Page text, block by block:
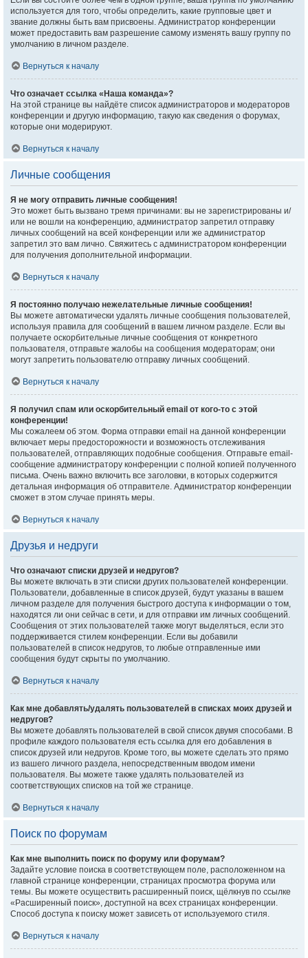
используется для того, чтобы определить, какие групповые цвет и
звание должны быть вам присвоены. Администратор конференции
может предоставить вам разрешение самому изменять вашу группу по
умолчанию в личном разделе.
Вернуться к началу
Что означает ссылка «Наша команда»?
На этой странице вы найдёте список администраторов и модераторов
конференции и другую информацию, такую как сведения о форумах,
которые они модерируют.
Вернуться к началу
Личные сообщения
Я не могу отправить личные сообщения!
Это может быть вызвано тремя причинами: вы не зарегистрированы и/
или не вошли на конференцию, администратор запретил отправку
личных сообщений на всей конференции или же администратор
запретил это вам лично. Свяжитесь с администратором конференции
для получения дополнительной информации.
Вернуться к началу
Я постоянно получаю нежелательные личные сообщения!
Вы можете автоматически удалять личные сообщения пользователей,
используя правила для сообщений в вашем личном разделе. Если вы
получаете оскорбительные личные сообщения от конкретного
пользователя, отправьте жалобы на сообщения модераторам; они
могут запретить пользователю отправку личных сообщений.
Вернуться к началу
Я получил спам или оскорбительный email от кого-то с этой
конференции!
Мы сожалеем об этом. Форма отправки email на данной конференции
включает меры предосторожности и возможность отслеживания
пользователей, отправляющих подобные сообщения. Отправьте email-
сообщение администратору конференции с полной копией полученного
письма. Очень важно включить все заголовки, в которых содержится
детальная информация об отправителе. Администратор конференции
сможет в этом случае принять меры.
Вернуться к началу
Друзья и недруги
Что означают списки друзей и недругов?
Вы можете включать в эти списки других пользователей конференции.
Пользователи, добавленные в список друзей, будут указаны в вашем
личном разделе для получения быстрого доступа к информации о том,
находятся ли они сейчас в сети, и для отправки им личных сообщений.
Сообщения от этих пользователей также могут выделяться, если это
поддерживается стилем конференции. Если вы добавили
пользователей в список недругов, то любые отправленные ими
сообщения будут скрыты по умолчанию.
Вернуться к началу
Как мне добавлять/удалять пользователей в списках моих друзей и
недругов?
Вы можете добавлять пользователей в свой список двумя способами. В
профиле каждого пользователя есть ссылка для его добавления в
список друзей или недругов. Кроме того, вы можете сделать это прямо
из вашего личного раздела, непосредственным вводом имени
пользователя. Вы можете также удалять пользователей из
соответствующих списков на той же странице.
Вернуться к началу
Поиск по форумам
Как мне выполнить поиск по форуму или форумам?
Задайте условие поиска в соответствующем поле, расположенном на
главной странице конференции, страницах просмотра форума или
темы. Вы можете осуществить расширенный поиск, щёлкнув по ссылке
«Расширенный поиск», доступной на всех страницах конференции.
Способ доступа к поиску может зависеть от используемого стиля.
Вернуться к началу